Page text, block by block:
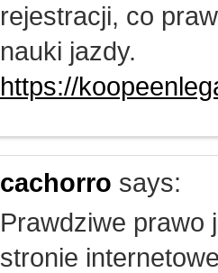
rejestracji, co
nauki jazdy.
https://
cachorro says:
Prawdziwe prawo
stronie